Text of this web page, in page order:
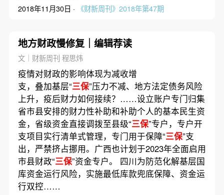
2018年11月30日 · 《财新周刊》2018年第47期
地方财政慢修复｜编辑荐读
文｜财新周刊 程思炜
疫情对财政的影响体现为减收增
支，叠加基层“三保”压力不减、地方法定债务风险
上升，疫后财力如何接续？……设立账户专门归集
省市县安排的财力性补助和补助个人的基本民生资
金，省级资金直接调拨至县级“三保”专户，专户开
支项目实行清单式管理，专门用于保障“三保”支
出，严禁挤占挪用。广西也计划于2023年全面启用
市县财政“三保”资金专户。 四川为防范化解基层国
库资金运行风险，实施最低库款兜底保障、资金运
行双控……